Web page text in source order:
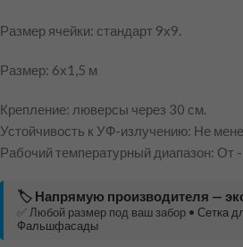
Размер ячейки: стандарт 9х9.
Размер: 6х1,5 м
Крепление: люверсы через 30 см.
Устойчивость к УФ-излучению: Не
Рабочий температурный диапазон: От
🏷️ Напрямую производителя —
✅ Любой размер под ваш забор • Сетка
Фальшфасады